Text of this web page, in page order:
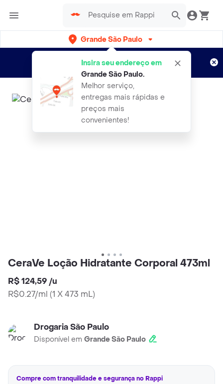
Grande São Paulo
Insira seu endereço em
Grande São Paulo.
Melhor serviço,
entregas mais rápidas e
preços mais
convenientes!
Entregas grátis por 15 dias!
Aplicam T&C
CeraVe Loção Hidratante Corporal 473ml
R$ 124,59 /u
R$0.27/ml (1 X 473 mL)
Drogaria São Paulo
Disponível em Grande São Paulo
Compre com tranquilidade e segurança no Rappi